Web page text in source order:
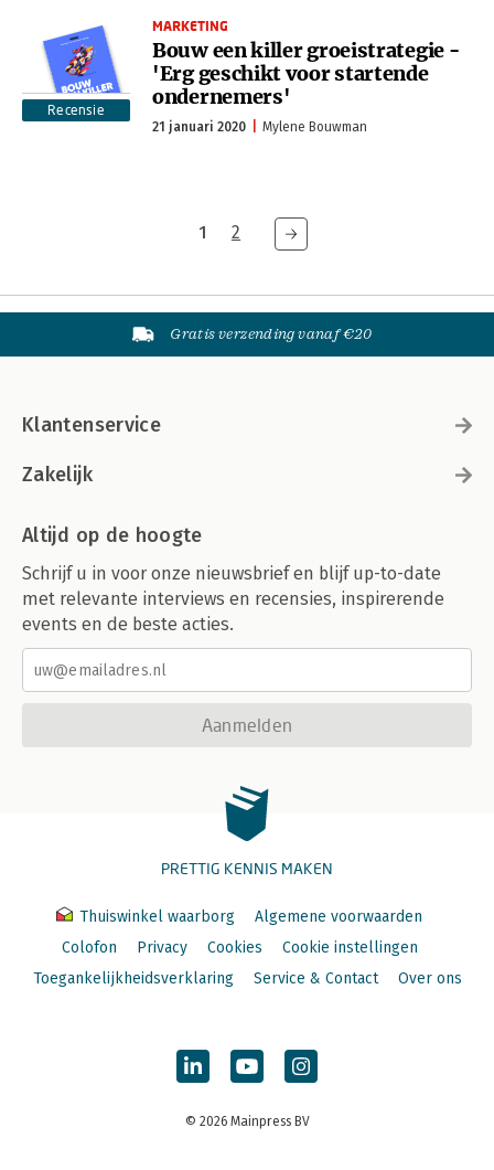
Recensie
MARKETING
Bouw een killer groeistrategie -
'Erg geschikt voor startende
ondernemers'
21 januari 2020 Mylene Bouwman
1 2
Gratis verzending vanaf €20
Klantenservice
Zakelijk
Altijd op de hoogte
Schrijf u in voor onze nieuwsbrief en blijf up-to-date
met relevante interviews en recensies, inspirerende
events en de beste acties.
Aanmelden
PRETTIG KENNIS MAKEN
Thuiswinkel waarborg
Algemene voorwaarden
Colofon
Privacy Cookies
Cookie instellingen
Toegankelijkheidsverklaring
Service & Contact Over ons
© 2026 Mainpress BV